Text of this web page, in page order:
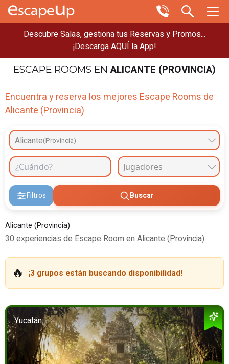
Descubre Salas, gestiona tus Reservas y Promos...
¡Descarga AQUÍ la App!
ESCAPE ROOMS ENALICANTE (PROVINCIA)
Encuentra y reserva los mejores Escape Rooms de
Alicante (Provincia)
Alicante(Provincia)
Filtros Buscar
Alicante (Provincia)
30 experiencias de Escape Room en Alicante (Provincia)
🔥 ¡3 grupos están buscando disponibilidad!
Yucatán